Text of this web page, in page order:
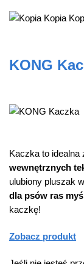
KONG
Kaczka to idealna
wewnętrznych
ulubiony pluszak
dla psów ras
kaczkę!
Zobacz produkt